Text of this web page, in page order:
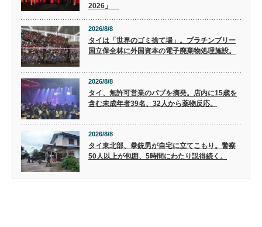
2026」
2026/8/8
タイは「世界のゴミ捨て場」。プラチンブリー
国立保全林に外国資本の電子廃棄物処理施設。
2026/8/8
タイ、無許可営業のパブを摘発。店内に15歳を
含む未成年者39名、32人から薬物反応。
2026/8/8
タイ東北部、拳銃男が自宅に立てこもり。警察
50人以上が包囲、5時間にわたり説得続く。